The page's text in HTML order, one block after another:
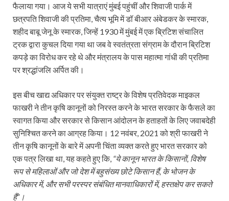
फैलाया गया। आज ये सभी यात्राएं मुंबई पहुंचीं और शिवाजी पार्क में
छत्रपति शिवाजी की प्रतिमा, चैत्य भूमि में डॉ बीआर अंबेडकर के स्मारक,
शहीद बाबू जेनू के स्मारक, जिन्हें 1930 में मुंबई में एक ब्रिटिश संचालित
ट्रक द्वारा कुचल दिया गया था जब वे स्वतंत्रता संग्राम के दौरान ब्रिटिश
कपड़े का विरोध कर रहे थे और मंत्रालय के पास महात्मा गांधी की प्रतिमा
पर श्रद्धांजलि अर्पित की।
इस बीच खाद्य अधिकार पर संयुक्त राष्ट्र के विशेष प्रतिवेदक माइकल
फाखरी ने तीन कृषि कानूनों को निरस्त करने के भारत सरकार के फैसले का
स्वागत किया और सरकार से किसान आंदोलन के हताहतों के लिए जवाबदेही
सुनिश्चित करने का आग्रह किया। 12 नवंबर, 2021 को श्री फाखरी ने
तीन कृषि कानूनों के बारे में अपनी चिंता व्यक्त करते हुए भारत सरकार को
एक पत्र लिखा था, यह कहते हुए कि, “ये कानून भारत के किसानों, विशेष
रूप से महिलाओं और जो देश में बहुसंख्य छोटे किसान हैं, के भोजन के
अधिकार में, और सभी परस्पर संबंधित मानवाधिकारों में, हस्तक्षेप कर सकते
हैं”।